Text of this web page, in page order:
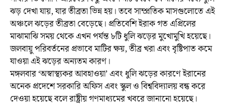
ঝড় দেখা যায়, যার তীব্রতা ভিন্ন হয়। তবে সাম্প্রতিক মাসগুলোতে এই
অঞ্চলে ঝড়ের তীব্রতা বেড়েছে। প্রতিবেশি ইরাক গত এপ্রিলের
মাঝামাঝি সময় থেকে এখন পর্যন্ত ৮টি ধুলি ঝড়ের মুখোমুখি হয়েছে।
জলবায়ু পরিবর্তনের প্রভাবে মাটির ক্ষয়, তীব্র খরা এবং বৃষ্টিপাত কমে
যাওয়া এই ঝড়ের অন্যতম কারণ।
মঙ্গলবার ‘অস্বাস্থ্যকর আবহাওয়া’ এবং ধুলি ঝড়ের কারণে ইরানের
অনেক প্রদেশে সরকারি অফিস এবং স্কুল ও বিশ্ববিদ্যালয় বন্ধ করে
দেওয়া হয়েছে বলে রাষ্ট্রীয় গণমাধ্যমের খবরে জানানো হয়েছে।